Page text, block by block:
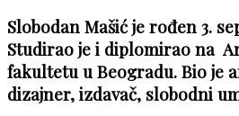
Slobodan Mašić je rođen 3.
Studirao je i diplomirao na
fakultetu u Beogradu. Bio je
dizajner, izdavač, slobodni